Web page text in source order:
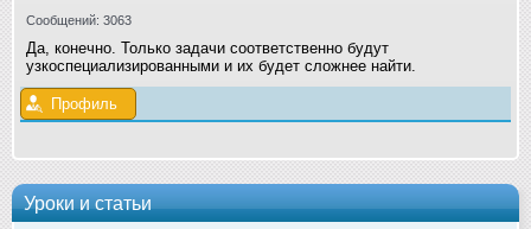
Уроки и статьи
Сообщений: 3063
Да, конечно. Только задачи соответственно будут
узкоспециализированными и их будет сложнее найти.
Профиль